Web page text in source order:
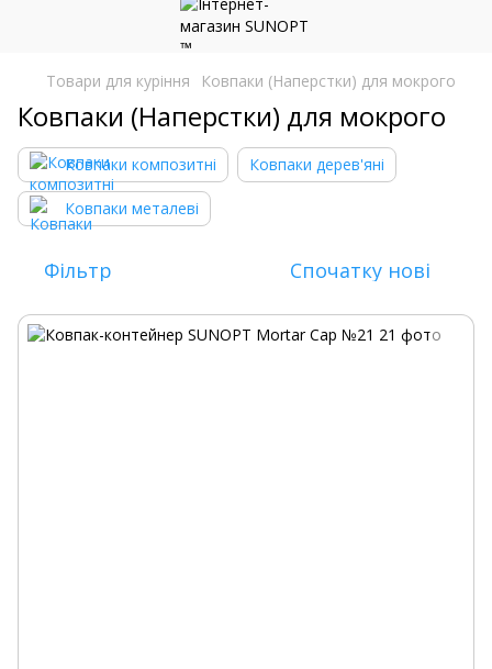
Товари для куріння Ковпаки (Наперстки) для мокрого
Ковпаки (Наперстки) для мокрого
Ковпаки композитні Ковпаки дерев'яні
Ковпаки металеві
Фільтр Спочатку нові